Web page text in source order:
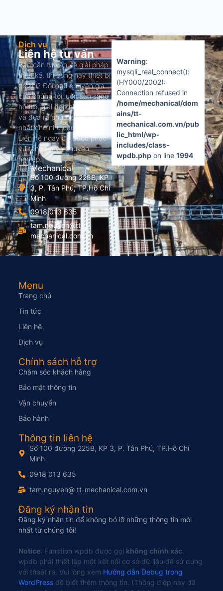
Dịch vụ
Liên hệ tư vấn
Bạn cần tư vấn về giải pháp
thiết kế, thi công hay thiết bị
cơ khí? Đội ngũ chuyên gia
của chúng tôi luôn sẵn sàng
hỗ trợ, giải đáp nhanh chóng
và đưa ra phương án tối ưu
nhất cho nhu cầu của bạn.
Liên hệ ngay để được phục
vụ tận tâm và chuyên
nghiệp.
TT Mechanical
Số 100 đường 225B, KP
3, P. Tân Phú, TP.Hồ Chí
Minh
0918 013 635
tam.nguyen@tt-
mechanical.com.vn
Warning:
mysqli_real_connect():
(HY000/2002):
Connection refused in
/home/mechanical/dom
ains/tt-
mechanical.com.vn/pub
lic_html/wp-
includes/class-
wpdb.phpon line 1994
Menu
Trang chủ
Tin tức
Liên hệ
Dịch vụ
Chính sách hỗ trợ
Chăm sóc khách hàng
Bảo mật thông tin
Vận chuyển
Bảo hành
Thông tin liên hệ
Số 100 đường 225B, KP 3, P. Tân Phú, TP.Hồ Chí
Minh
0918 013 635
tam.nguyen@ tt-mechanical.com.vn
Đăng ký nhận tin
Đăng ký nhận tin để không bỏ lỡ những thông tin mới
nhất từ chúng tôi!
Notice: Function wpdb được gọi không chính xác.
wpdb phải thiết lập một kết nối cơ sở dữ liệu để sử dụng
với thoát ra. Vui lòng xem Hướng dẫn Debug trong
WordPressđể biết thêm thông tin. (Thông điệp này đã